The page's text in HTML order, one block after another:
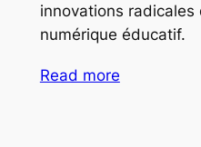
innovations
numérique éducatif.
Read more